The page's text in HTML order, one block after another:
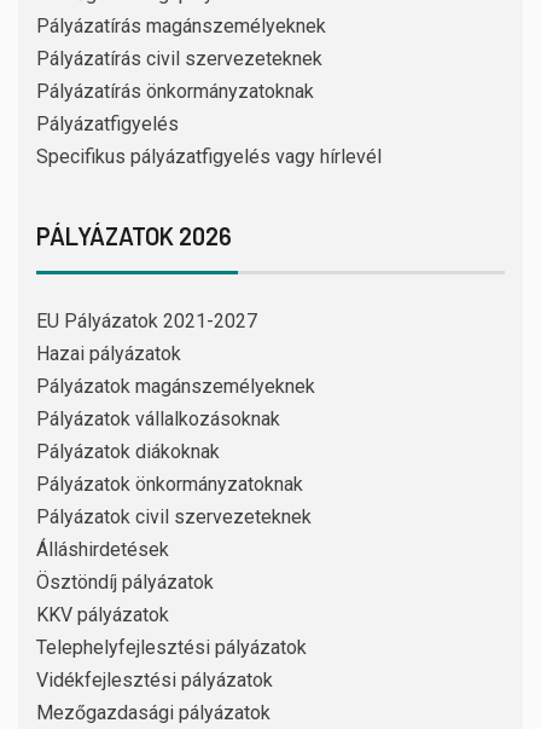
Pályázatírás magánszemélyeknek
Pályázatírás civil szervezeteknek
Pályázatírás önkormányzatoknak
Pályázatfigyelés
Specifikus pályázatfigyelés vagy hírlevél
PÁLYÁZATOK 2026
EU Pályázatok 2021-2027
Hazai pályázatok
Pályázatok magánszemélyeknek
Pályázatok vállalkozásoknak
Pályázatok diákoknak
Pályázatok önkormányzatoknak
Pályázatok civil szervezeteknek
Álláshirdetések
Ösztöndíj pályázatok
KKV pályázatok
Telephelyfejlesztési pályázatok
Vidékfejlesztési pályázatok
Mezőgazdasági pályázatok